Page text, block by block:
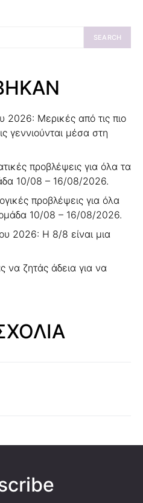
SEARCH
2026: Μερικές από τις πιο
γεννιούνται μέσα στη
προβλέψεις για όλα τα
10/08 – 16/08/2026.
προβλέψεις για όλα
10/08 – 16/08/2026.
2026: Η 8/8 είναι μια
να ζητάς άδεια για να